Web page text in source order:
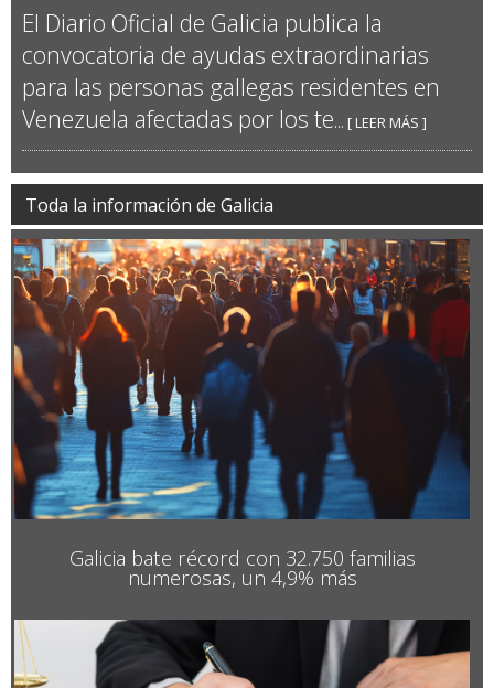
El Diario Oficial de Galicia publica la
convocatoria de ayudas extraordinarias
para las personas gallegas residentes en
Venezuela afectadas por los te... [ LEER MÁS ]
Toda la información de Galicia
Galicia bate récord con 32.750 familias
numerosas, un 4,9% más